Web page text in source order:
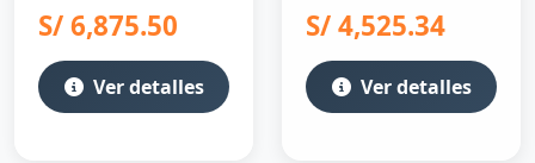
S/ 6,875.50
Ver detalles
S/ 4,525.34
Ver detalles